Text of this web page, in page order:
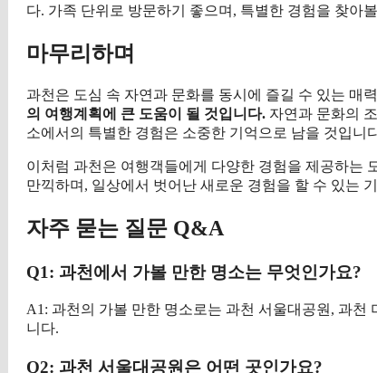
다. 가족 단위로 방문하기 좋으며, 특별한 경험을 찾아
마무리하며
과천은 도심 속 자연과 문화를 동시에 즐길 수 있는 매
의 여행계획에 큰 도움이 될 것입니다. 자연과 문화의
소에서의 특별한 경험은 소중한 기억으로 남을 것입니
이처럼 과천은 여행객들에게 다양한 경험을 제공하는
만끽하며, 일상에서 벗어난 새로운 경험을 할 수 있는
자주 묻는 질문 Q&A
Q1: 과천에서 가볼 만한 명소는 무엇인가요?
A1: 과천의 가볼 만한 명소로는 과천 서울대공원, 과
니다.
Q2: 과천 서울대공원은 어떤 곳인가요?